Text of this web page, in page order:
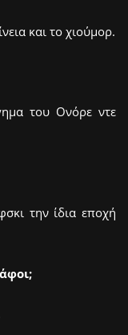
και το χιούμορ.
του Ονόρε ντε
την ίδια εποχή